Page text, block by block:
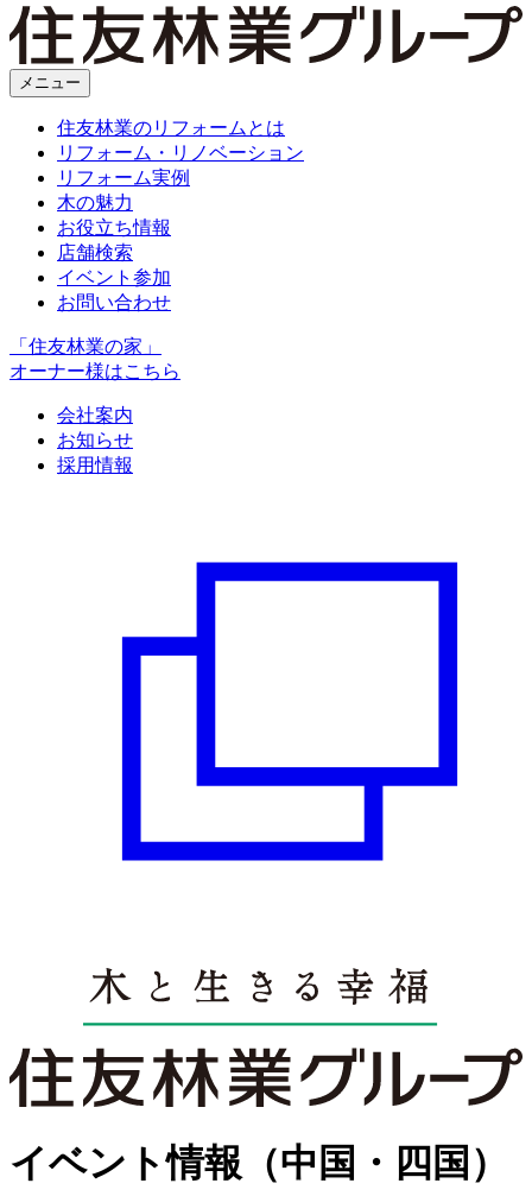
メニュー
住友林業のリフォームとは
リフォーム・リノベーション
リフォーム実例
木の魅力
お役立ち情報
店舗検索
イベント参加
お問い合わせ
「住友林業の家」
オーナー様はこちら
会社案内
お知らせ
採用情報
イベント情報（中国・四国）